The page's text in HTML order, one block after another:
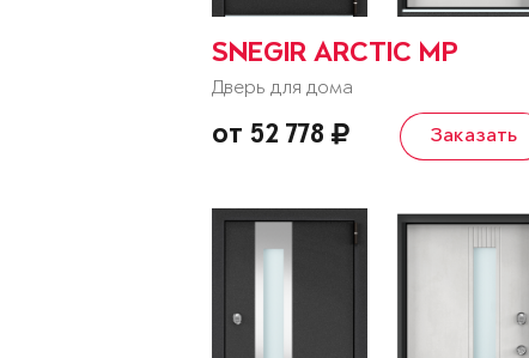
SNEGIR ARCTIC MP
Дверь для дома
от 52 778 Заказать